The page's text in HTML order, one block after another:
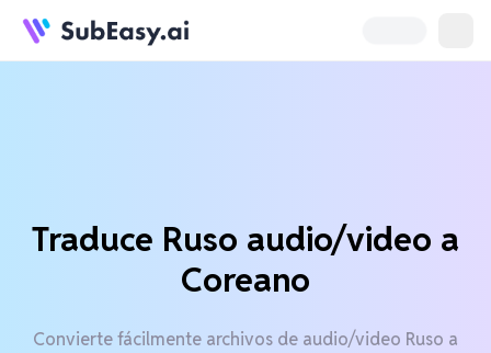
Traduce Ruso audio/video a
Coreano
Convierte fácilmente archivos de audio/video Ruso a